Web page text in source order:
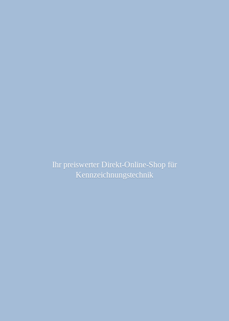
Ihr preiswerter Direkt-Online-Shop für
Kennzeichnungstechnik